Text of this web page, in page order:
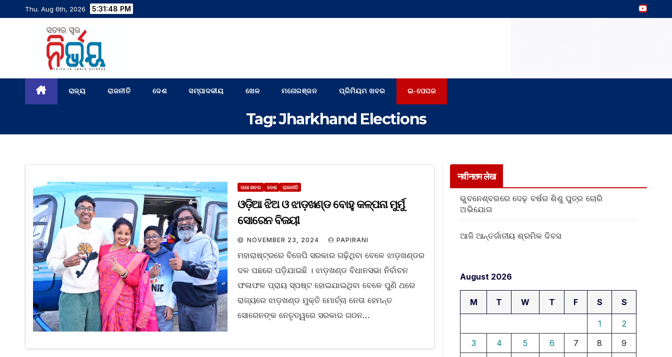
Thu. Aug 6th, 2026 5:31:49 PM
ରାଜ୍ୟ ରାଜନୀତି ଦେଶ ସମ୍ପାଦକୀୟ ଖେଳ ମନୋରଞ୍ଜନ ପ୍ରିମିୟମ ଖବର ଇ-ପେପର
Tag:Jharkhand Elections
ତାଜା ଖବର ଦେଶ ରାଜନୀତି
ଓଡ଼ିଆ ଝିଅ ଓ ଝାଡ଼ଖଣ୍ଡ ବୋହୁ କଳ୍ପନା ମୁର୍ମୁ
ସୋରେନ ବିଜୟୀ
NOVEMBER 23, 2024 PAPIRANI
ମହାରାଷ୍ଟ୍ରରେ ବିଜେପି ସରକାର ଗଢ଼ିଥିବା ବେଳେ ଝାଡ଼ଖଣ୍ଡର
ଦଳ ପଛରେ ପଡ଼ିଯାଇଛି । ଝାଡ଼ଖଣ୍ଡ ବିଧାନସଭା ନିର୍ବାଚନ
ଫଳାଫଳ ପ୍ରାୟ ସ୍ପଷ୍ଟ ହୋଇଯାଇଥିବା ବେଳେ ପୁଣି ଥରେ
ରାଜ୍ୟରେ ଝାଡ଼ଖଣ୍ଡ ମୁକ୍ତି ମୋର୍ଚ୍ଚା ନେତା ହେମନ୍ତ
ସୋରେନଙ୍କ ନେତୃତ୍ୱରେ ସରକାର ଗଠନ…
नवीनतम लेख
ଭୁବନେଶ୍ବରରେ ଦେଢ଼ ବର୍ଷର ଶିଶୁ ପୁତ୍ର ଚୋରି
ଅଭିଯୋଗ
ଆଜି ଆନ୍ତର୍ଜାତୀୟ ଶ୍ରମିକ ଦିବସ
August 2026
M T W T F S S
1
2
3
4 5 6 7 8
9